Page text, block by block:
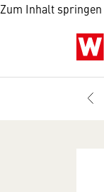
Zum Inhalt springen